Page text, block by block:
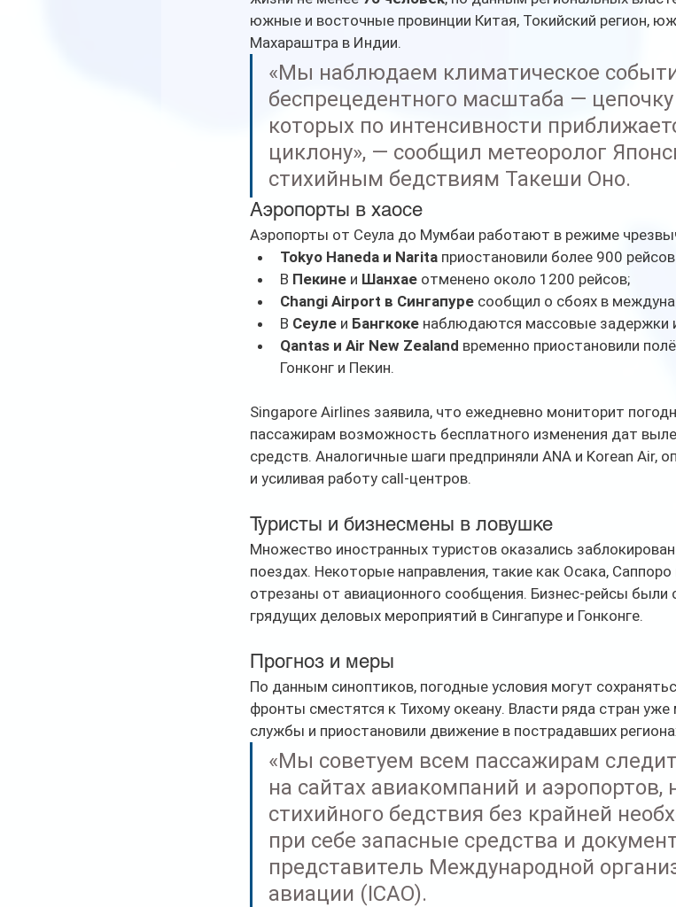
южные и восточные провинции Китая, Токийский регион,
Махараштра в Индии.
«Мы наблюдаем климатическое
беспрецедентного масштаба —
которых по интенсивности
циклону», — сообщил метеоролог
стихийным бедствиям Такеши Оно.
Аэропорты в хаосе
Аэропорты от Сеула до Мумбаи работают в режиме
Tokyo Haneda и Narita приостановили более 900
В Пекине и Шанхае отменено около 1200 рейсов;
Changi Airport в Сингапуре сообщил о сбоях в
В Сеуле и Бангкоке наблюдаются массовые задержки
Qantas и Air New Zealand временно приостановили
Гонконг и Пекин.
Singapore Airlines заявила, что ежедневно мониторит
пассажирам возможность бесплатного изменения дат
средств. Аналогичные шаги предприняли ANA и Korean Air,
и усиливая работу call-центров.
Туристы и бизнесмены в ловушке
Множество иностранных туристов оказались
поездах. Некоторые направления, такие как Осака,
отрезаны от авиационного сообщения. Бизнес-рейсы были
грядущих деловых мероприятий в Сингапуре и Гонконге.
Прогноз и меры
По данным синоптиков, погодные условия могут
фронты сместятся к Тихому океану. Власти ряда стран
службы и приостановили движение в пострадавших
«Мы советуем всем пассажирам
на сайтах авиакомпаний и аэропортов,
стихийного бедствия без крайней
при себе запасные средства и
представитель Международной
авиации (ICAO).